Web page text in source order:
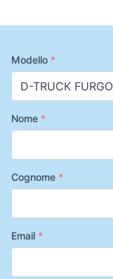
Modello *
Nome *
Cognome *
Email *